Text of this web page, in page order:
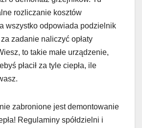
rozliczanie kosztów
wszystko odpowiada podzielnik
zadanie naliczyć opłaty
to takie małe urządzenie,
płacił za tyle ciepła, ile
zabronione jest demontowanie
Regulaminy spółdzielni i